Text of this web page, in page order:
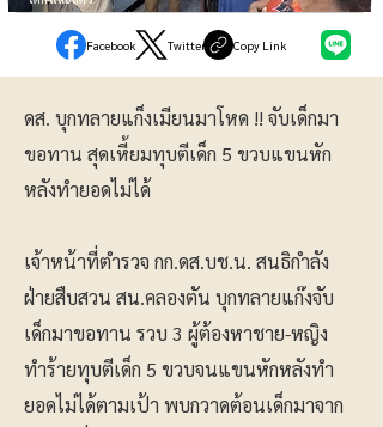
Facebook Twitter Copy Link
ดส. บุกทลายแก็งเมียนมาโหด !! จับเด็กมา
ขอทาน สุดเหี้ยมทุบตีเด็ก 5 ขวบแขนหัก
หลังทำยอดไม่ได้
เจ้าหน้าที่ตำรวจ กก.ดส.บช.น. สนธิกำลัง
ฝ่ายสืบสวน สน.คลองตัน บุกทลายแก๊งจับ
เด็กมาขอทาน รวบ 3 ผู้ต้องหาชาย-หญิง
ทำร้ายทุบตีเด็ก 5 ขวบจนแขนหักหลังทำ
ยอดไม่ได้ตามเป้า พบกวาดต้อนเด็กมาจาก